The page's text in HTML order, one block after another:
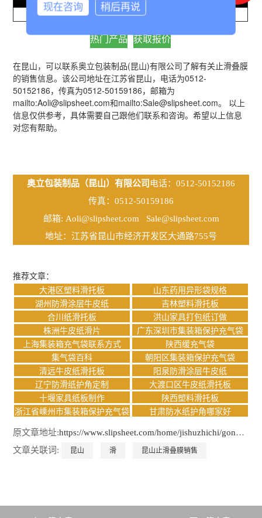
热门产品 获取报价
在昆山，可以联系奥立包装制品(昆山)有限公司了解有关止滑叠膜
的销售信息。该公司地址在江苏省昆山，电话为0512-
50152186，传真为0512-50159186，邮箱为
mailto:Aoli@slipsheet.com和mailto:Sale@slipsheet.com。 以上
信息仅供参考，具体需要自己跟他们联系和咨询。希望以上信息
对您有帮助。
奥立包装制品（昆山）有限公司 电话：0512-50152186
传真：0512-50159186
邮箱: Aoli@slipsheet.com
Sale@slipsheet.com
地址：江苏省昆山市经济开发区大通路755号
推荐文章：
大港区塑料滑托板
山东药用异形袋规格
湖州防滑涂层牛皮纸
吉林塑料滑托板
合川纸滑托板
洪山家具打包纸订做
株洲牛皮纸滑片
广东深圳市集装箱保护充气袋
上海集装箱充气袋联系方式
陕西缓充气袋
集气袋百科
朝阳区集装箱保护充气袋
清远牛皮纸滑托板
阳泉防滑涂层牛皮纸
辽宁防滑纸护角定制
大渡口区牛皮纸滑托板
十堰家具纸板制作
陕西塑料滑托板
浙江省嵊州市集装箱保护充气袋
甘肃防水纸护角哪家好
原文章地址:https://www.slipsheet.com/home/jishuzhichi/gongsidongtai/9823.html
文章关联词:
昆山 滑 昆山止滑叠膜销售
现在咨询 稍后再说